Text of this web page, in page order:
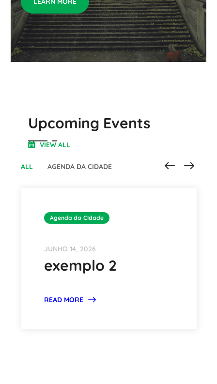
Upcoming Events
VIEW ALL
ALL AGENDA DA CIDADE
Agenda da CIdade
JUNHO 14, 2026
exemplo 2
READ MORE